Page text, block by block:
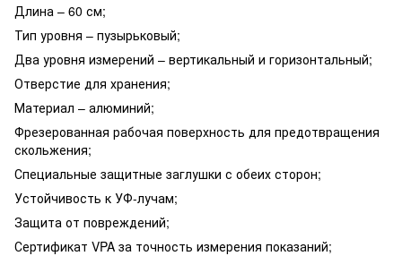
Длина – 60 см;
Тип уровня – пузырьковый;
Два уровня измерений – вертикальный и горизонтальный;
Отверстие для хранения;
Материал – алюминий;
Фрезерованная рабочая поверхность для предотвращения
скольжения;
Специальные защитные заглушки с обеих сторон;
Устойчивость к УФ-лучам;
Защита от повреждений;
Сертификат VPA за точность измерения показаний;